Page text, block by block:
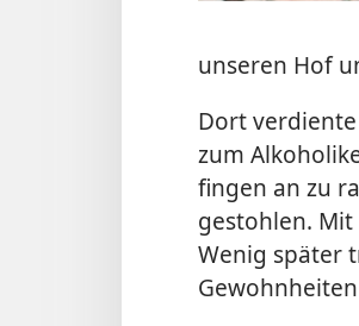
unseren Hof
Dort
zum
fingen an zu
gestohlen. Mit
Wenig später